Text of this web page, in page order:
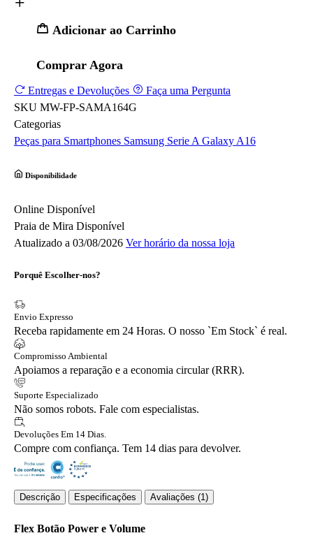
Adicionar ao Carrinho
Comprar Agora
Entregas e Devoluções
Faça uma Pergunta
SKU MW-FP-SAMA164G
Categorias
Peças para Smartphones Samsung Serie A Galaxy A16
Disponibilidade
Online Disponível
Praia de Mira Disponível
Atualizado a 03/08/2026 Ver horário da nossa loja
Porquê Escolher-nos?
Envio Expresso
Receba rapidamente em 24 Horas. O nosso `Em Stock` é real.
Compromisso Ambiental
Apoiamos a reparação e a economia circular (RRR).
Suporte Especializado
Não somos robots. Fale com especialistas.
Devoluções Em 14 Dias.
Compre com confiança. Tem 14 dias para devolver.
Descrição Especificações Avaliações (1)
Flex Botão Power e Volume